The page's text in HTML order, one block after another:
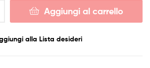
Aggiungi al carrello
alla Lista desideri